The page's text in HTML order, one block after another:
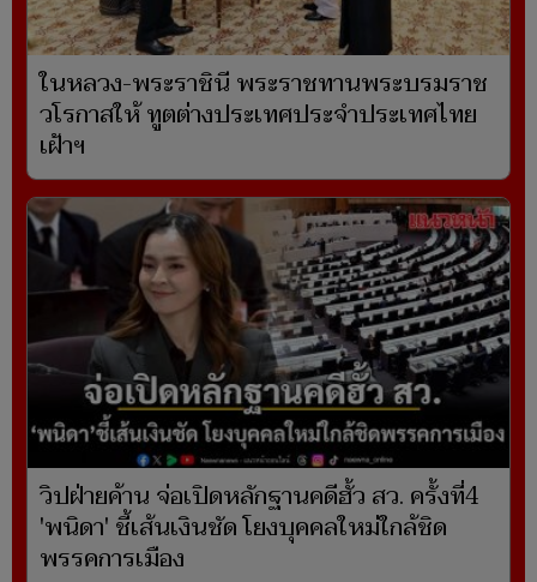
ในหลวง-พระราชินี พระราชทานพระบรมราช
วโรกาสให้ ทูตต่างประเทศประจำประเทศไทย
เฝ้าฯ
วิปฝ่ายค้าน จ่อเปิดหลักฐานคดีฮั้ว สว. ครั้งที่4
'พนิดา' ชี้เส้นเงินชัด โยงบุคคลใหม่ใกล้ชิด
พรรคการเมือง